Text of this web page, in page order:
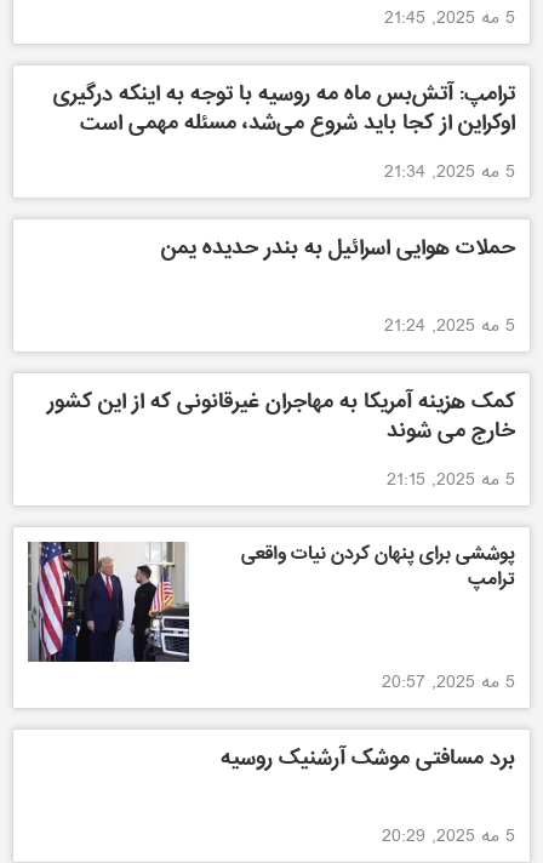
5 مه 2025, 21:45
ترامپ: آتش‌بس ماه مه روسیه با توجه به اینکه درگیری
اوکراین از کجا باید شروع می‌شد، مسئله مهمی است
5 مه 2025, 21:34
حملات هوایی اسرائیل به بندر حدیده یمن
5 مه 2025, 21:24
کمک هزینه آمریکا به مهاجران غیرقانونی که از این کشور
خارج می شوند
5 مه 2025, 21:15
پوششی برای پنهان کردن نیات واقعی
ترامپ
5 مه 2025, 20:57
برد مسافتی موشک آرشنیک روسیه
5 مه 2025, 20:29